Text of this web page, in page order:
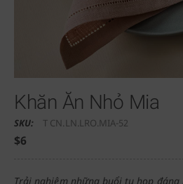
Khăn Ăn Nhỏ Mia
SKU: T CN.LN.LRO.MIA-52
$6
Trải nghiệm những buổi tụ họp